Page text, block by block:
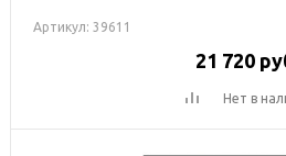
Артикул: 39611
21 720
Нет в